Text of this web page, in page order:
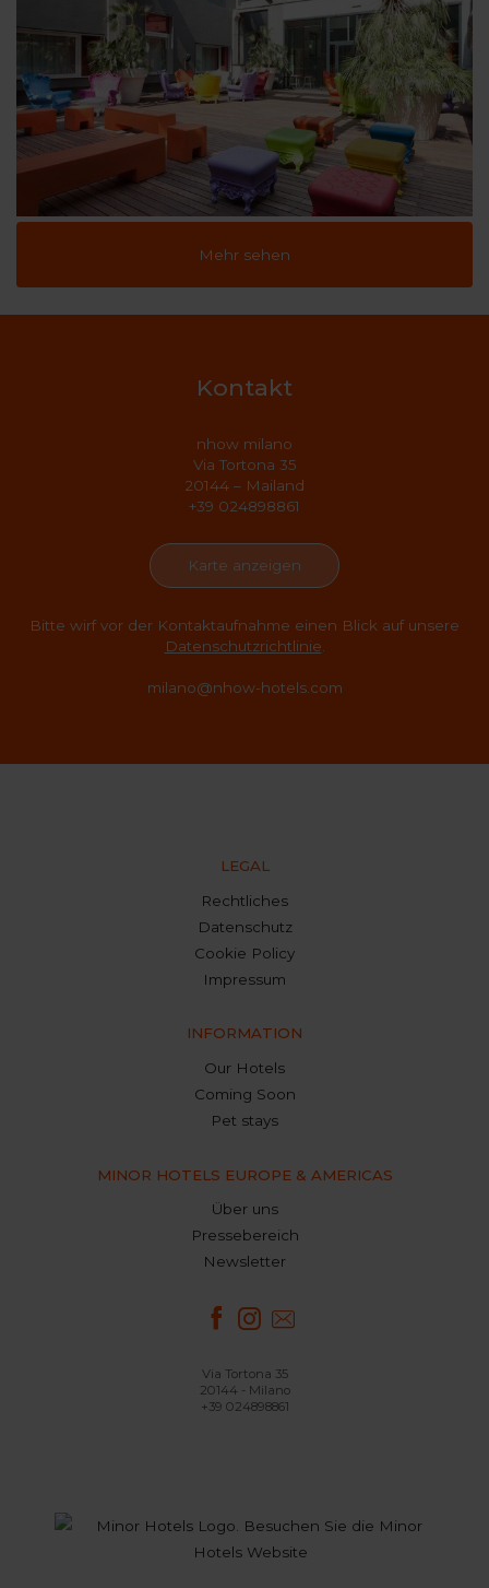
Mehr sehen
Kontakt
nhow milano
Via Tortona 35
20144 – Mailand
+39 024898861
Karte anzeigen
Bitte wirf vor der Kontaktaufnahme einen Blick auf unsere
Datenschutzrichtlinie
milano@nhow-hotels.com
LEGAL
Rechtliches
Datenschutz
Cookie Policy
Impressum
INFORMATION
Our Hotels
Coming Soon
Pet stays
MINOR HOTELS EUROPE & AMERICAS
Über uns
Pressebereich
Newsletter
Via Tortona 35
20144 - Milano
+39 024898861